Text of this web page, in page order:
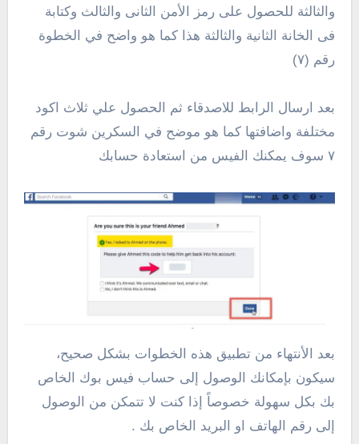
والثالثة للحصول على رمز الأمن الثانى والثالث وكتابة
فى الخانة الثانية والثالثة هذا كما هو واضح في الخطوة
رقم (٧)
بعد ارسال الرابط للاصدقاء ثم الحصول علي ثلاث اكود
مختلفة واضافتها كما هو موضح في السكرين شوت رقم
٧ سوف يمكنك الفيس من استعادة حسابك
بعد الأنتهاء من تطبيق هذه الخطوات بشكل صحيح،
سيكون بإمكانك الوصول إلى حساب فيس بوك الخاص
بك بكل سهولة خصوصاً إذا كنت لا تتمكن من الوصول
إلى رقم الهاتف او البريد الخاص بك .